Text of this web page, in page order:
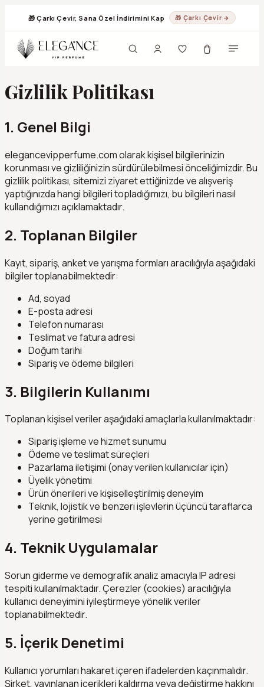
🎁 Çarkı Çevir, Sana Özel İndirimini Kap 🎁 Çarkı Çevir →
Gizlilik Politikası
1. Genel Bilgi
elegancevipperfume.com olarak kişisel bilgilerinizin
korunması ve gizliliğinizin sürdürülebilmesi önceliğimizdir. Bu
gizlilik politikası, sitemizi ziyaret ettiğinizde ve alışveriş
yaptığınızda hangi bilgileri topladığımızı, bu bilgileri nasıl
kullandığımızı açıklamaktadır.
2. Toplanan Bilgiler
Kayıt, sipariş, anket ve yarışma formları aracılığıyla aşağıdaki
bilgiler toplanabilmektedir:
Ad, soyad
E-posta adresi
Telefon numarası
Teslimat ve fatura adresi
Doğum tarihi
Sipariş ve ödeme bilgileri
3. Bilgilerin Kullanımı
Toplanan kişisel veriler aşağıdaki amaçlarla kullanılmaktadır:
Sipariş işleme ve hizmet sunumu
Ödeme ve teslimat süreçleri
Pazarlama iletişimi (onay verilen kullanıcılar için)
Üyelik yönetimi
Ürün önerileri ve kişiselleştirilmiş deneyim
Teknik, lojistik ve benzeri işlevlerin üçüncü taraflarca
yerine getirilmesi
4. Teknik Uygulamalar
Sorun giderme ve demografik analiz amacıyla IP adresi
tespiti kullanılmaktadır. Çerezler (cookies) aracılığıyla
kullanıcı deneyimini iyileştirmeye yönelik veriler
toplanabilmektedir.
5. İçerik Denetimi
Kullanıcı yorumları hakaret içeren ifadelerden kaçınmalıdır.
Şirket, yayınlanan içerikleri kaldırma veya değiştirme hakkını